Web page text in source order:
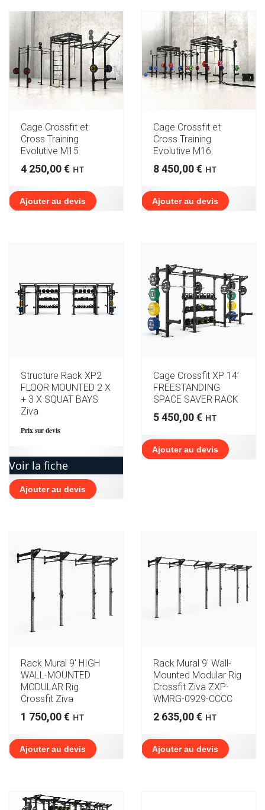
Cage Crossfit et
Cross Training
Evolutive M15
4 250,00€ HT
Ajouter au devis
Cage Crossfit et
Cross Training
Evolutive M16
8 450,00€ HT
Ajouter au devis
Structure Rack XP2
FLOOR MOUNTED 2 X
+ 3 X SQUAT BAYS
Ziva
Prix sur devis
Voir la fiche
Ajouter au devis
Cage Crossfit XP 14’
FREESTANDING
SPACE SAVER RACK
5 450,00€ HT
Ajouter au devis
Rack Mural 9′ HIGH
WALL-MOUNTED
MODULAR Rig
Crossfit Ziva
1 750,00€ HT
Ajouter au devis
Rack Mural 9′ Wall-
Mounted Modular Rig
Crossfit Ziva ZXP-
WMRG-0929-CCCC
2 635,00€ HT
Ajouter au devis